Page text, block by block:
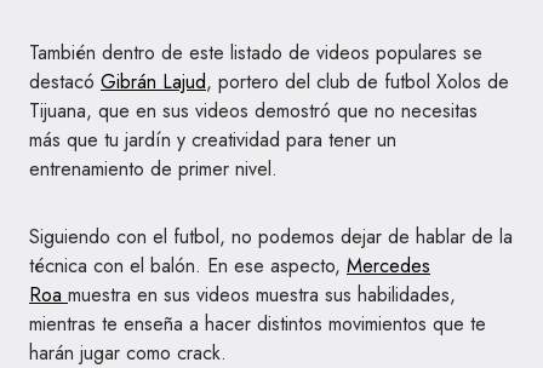
También dentro de este listado de videos populares se
destacó Gibrán Lajud, portero del club de futbol Xolos de
Tijuana, que en sus videos demostró que no necesitas
más que tu jardín y creatividad para tener un
entrenamiento de primer nivel.
Siguiendo con el futbol, no podemos dejar de hablar de la
técnica con el balón. En ese aspecto, Mercedes
Roa muestra en sus videos muestra sus habilidades,
mientras te enseña a hacer distintos movimientos que te
harán jugar como crack.